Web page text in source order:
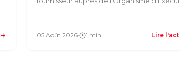
05 Août 2026 1 min Lire